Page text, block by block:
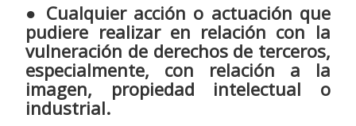
● Cualquier acción o actuación que
pudiere realizar en relación con la
vulneración de derechos de terceros,
especialmente, con relación a la
imagen, propiedad intelectual o
industrial.